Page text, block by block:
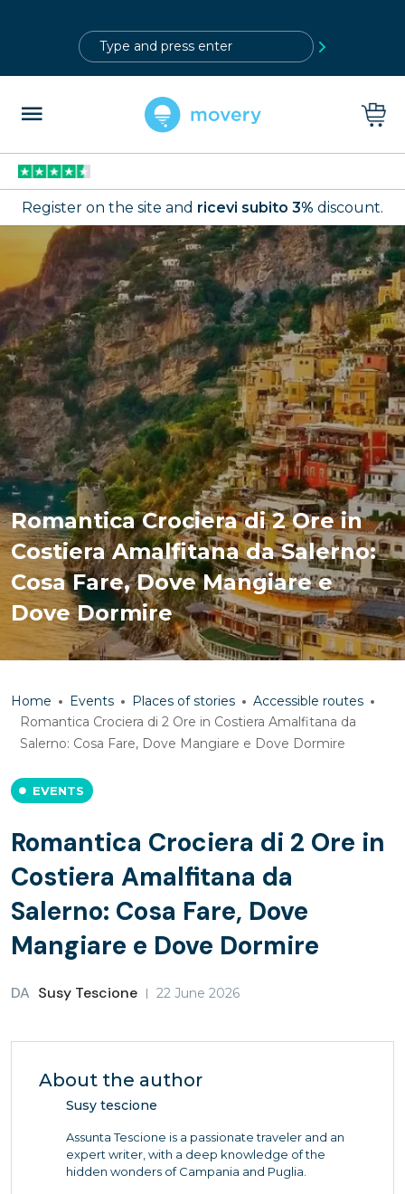
Register on the site and ricevi subito 3% discount.
Romantica Crociera di 2 Ore in
Costiera Amalfitana da Salerno:
Cosa Fare, Dove Mangiare e
Dove Dormire
Home Events Places of stories
Accessible routes
Romantica Crociera di 2 Ore in Costiera Amalfitana da
Salerno: Cosa Fare, Dove Mangiare e Dove Dormire
EVENTS
Romantica Crociera di 2 Ore in
Costiera Amalfitana da
Salerno: Cosa Fare, Dove
Mangiare e Dove Dormire
DA Susy Tescione 22 June 2026
About the author
Susy tescione
Assunta Tescione is a passionate traveler and an
expert writer, with a deep knowledge of the
hidden wonders of Campania and Puglia.